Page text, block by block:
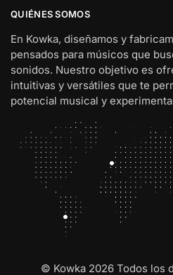
QUIÉNES SOMOS
En Kowka, diseñamos y
pensados para músicos que
sonidos. Nuestro objetivo es
intuitivas y versátiles que te
potencial musical y
© Kowka 2026 Todos los